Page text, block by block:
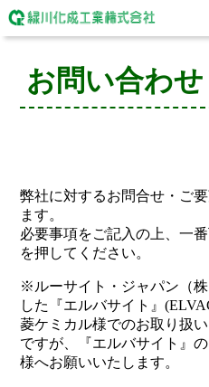
お問い合わせ
弊社に対するお問合せ・ご
ます。
必要事項をご記入の上、一
を押してください。
※ルーサイト・ジャパン（
した『エルバサイト』
菱ケミカル様でのお取り扱
ですが、『エルバサイト』
様へお願いいたします。